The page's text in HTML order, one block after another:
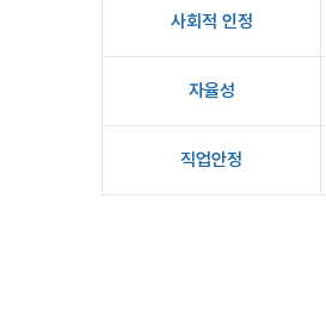
사회적 인정
자율성
직업안정